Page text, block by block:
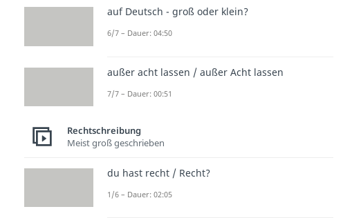
auf Deutsch - groß oder klein?
6/7 – Dauer: 04:50
außer acht lassen / außer Acht lassen
7/7 – Dauer: 00:51
Rechtschreibung
Meist groß geschrieben
du hast recht / Recht?
1/6 – Dauer: 02:05